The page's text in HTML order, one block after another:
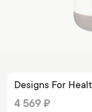
Designs For
4 569 ₽